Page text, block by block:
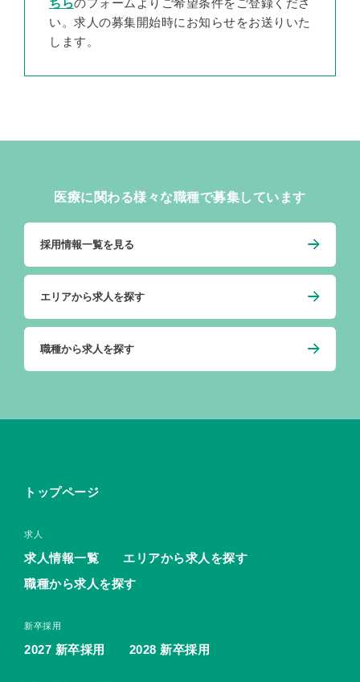
い。求人の募集開始時にお知らせをお送りいた
します。
医療に関わる様々な職種で募集しています
採用情報一覧を見る
エリアから求人を探す
職種から求人を探す
トップページ
求人
求人情報一覧
エリアから求人を探す
職種から求人を探す
新卒採用
2027 新卒採用 2028 新卒採用